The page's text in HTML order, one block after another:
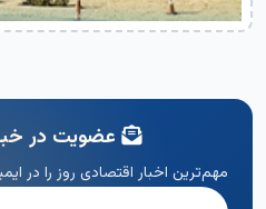
عضویت در
مهم‌ترین اخبار اقتصادی روز را در